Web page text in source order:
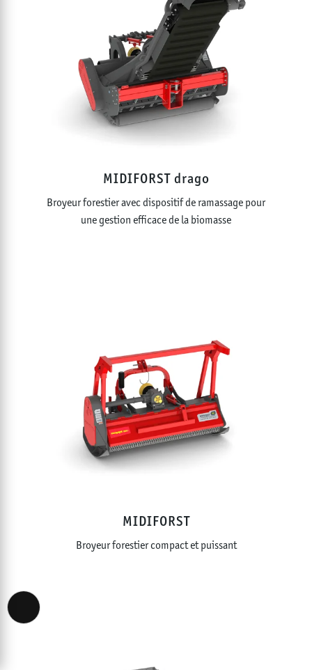
MIDIFORST drago
Broyeur forestier avec dispositif de ramassage pour
une gestion efficace de la biomasse
MIDIFORST
Broyeur forestier compact et puissant
Accessibility View Options